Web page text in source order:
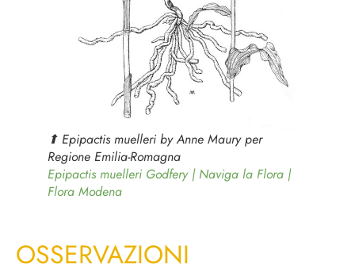
⬆︎ Epipactis muelleriby Anne Maury per
Regione Emilia-Romagna
Epipactis muelleri Godfery | Naviga la Flora |
Flora Modena
OSSERVAZIONI